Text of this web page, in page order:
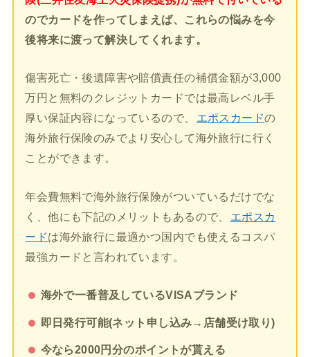
のでカードを作ってしまえば、これらの悩みを今
後将来に渡って解決してくれます。
傷害死亡・後遺障害や賠償責任の補償金額が3,000
万円と無料のクレジットカードでは最高レベル手
厚い保証内容になっているので、
エポスカードの
海外旅行保険のみでより安心して海外旅行に行く
ことができます。
年会費無料で海外旅行保険がついているだけでな
く、他にも下記のメリットもあるので、
エポスカ
ードは海外旅行に最適かつ国内でも使えるコスパ
最強カードと言われています。
海外で一番普及しているVISAブランド
即日発行可能(ネット申し込み→店舗受け取り)
今なら2000円分のポイントが貰える